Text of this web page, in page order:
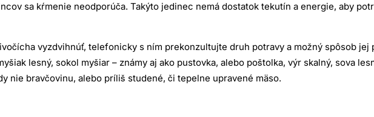
sa kŕmenie neodporúča. Takýto jedinec nemá dostatok tekutín a energie, aby
vyzdvihnúť, telefonicky s ním prekonzultujte druh potravy a možný spôsob jej
lesný, sokol myšiar – známy aj ako pustovka, alebo poštolka, výr skalný, sova
nie bravčovinu, alebo príliš studené, či tepelne upravené mäso.